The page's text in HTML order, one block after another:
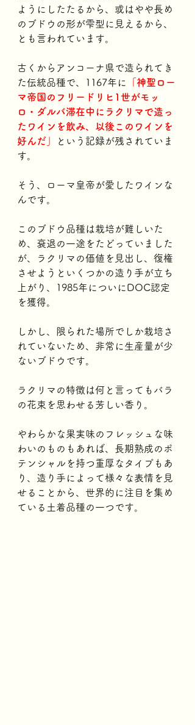
ようにしたたるから、或はやや長め
のブドウの形が雫型に見えるから、
とも言われています。
古くからアンコーナ県で造られてき
た伝統品種で、1167年に
「神聖ロー
マ帝国のフリードリヒ1世がモッ
ロ・ダルバ滞在中にラクリマで造っ
たワインを飲み、以後このワインを
好んだ」
という記録が残されていま
す。
そう、ローマ皇帝が愛したワインな
んです。
このブドウ品種は栽培が難しいた
め、衰退の一途をたどっていました
が、ラクリマの価値を見出し、復権
させようといくつかの造り手が立ち
上がり、1985年についにDOC認定
を獲得。
しかし、限られた場所でしか栽培さ
れていないため、非常に生産量が少
ないブドウです。
ラクリマの特徴は何と言ってもバラ
の花束を思わせる芳しい香り。
やわらかな果実味のフレッシュな味
わいのものもあれば、長期熟成のポ
テンシャルを持つ重厚なタイプもあ
り、造り手によって様々な表情を見
せることから、世界的に注目を集め
ている土着品種の一つです。